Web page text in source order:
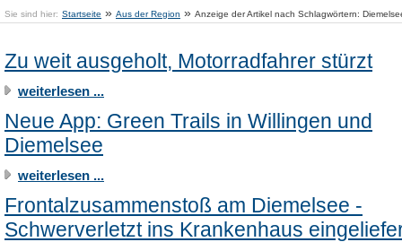
Sie sind hier: Startseite » Aus der Region » Anzeige der Artikel nach Schlagwörtern:
Zu weit ausgeholt, Motorradfahrer stürzt
weiterlesen ...
Neue App: Green Trails in Willingen und
Diemelsee
weiterlesen ...
Frontalzusammenstoß am Diemelsee -
Schwerverletzt ins Krankenhaus